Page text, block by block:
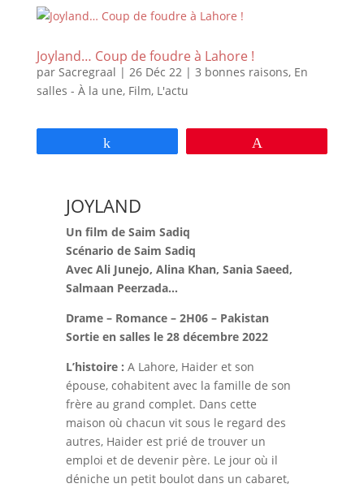
Joyland… Coup de foudre à Lahore !
par Sacregraal | 26 Déc 22 | 3 bonnes raisons, En
salles - À la une, Film, L'actu
JOYLAND
Un film de Saim Sadiq
Scénario de Saim Sadiq
Avec Ali Junejo, Alina Khan, Sania Saeed,
Salmaan Peerzada…
Drame – Romance – 2H06 – Pakistan
Sortie en salles le 28 décembre 2022
L’histoire : A Lahore, Haider et son
épouse, cohabitent avec la famille de son
frère au grand complet. Dans cette
maison où chacun vit sous le regard des
autres, Haider est prié de trouver un
emploi et de devenir père. Le jour où il
déniche un petit boulot dans un cabaret,